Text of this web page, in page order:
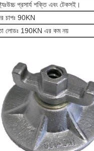
উচ্চ প্রসার্য শক্তি এবং টেকসই।
চাপঃ 90KN
লোডঃ 190KN এর কম নয়